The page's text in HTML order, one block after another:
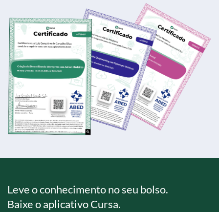
Leve o conhecimento no seu bolso.
Baixe o aplicativo Cursa.